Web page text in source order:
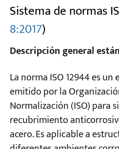
Sistema de normas
8:2017)
Descripción general
La norma ISO 12944 es
emitido por la
Normalización (ISO) para
recubrimiento
acero. Es aplicable a